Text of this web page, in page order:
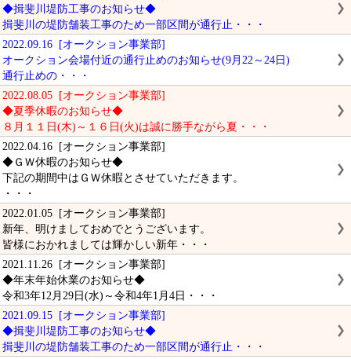
◆揖斐川堤防工事のお知らせ◆
揖斐川の堤防舗装工事のため一部区間が通行止・・・
2022.09.16 [オークション事業部]
オークション会場付近の通行止めのお知らせ(9月22～24日)
通行止めの・・・
2022.08.05 [オークション事業部]
◆夏季休暇のお知らせ◆
８月１１日(木)～１６日(火)は誠に勝手ながら夏・・・
2022.04.16 [オークション事業部]
◆ＧＷ休暇のお知らせ◆
下記の期間中はＧＷ休暇とさせていただきます。
・・・
2022.01.05 [オークション事業部]
新年、明けましておめでとうございます。
皆様におかれましては輝かしい新年・・・
2021.11.26 [オークション事業部]
◆年末年始休業のお知らせ◆
令和3年12月29日(水)～令和4年1月4日・・・
2021.09.15 [オークション事業部]
◆揖斐川堤防工事のお知らせ◆
揖斐川の堤防舗装工事のため一部区間が通行止・・・